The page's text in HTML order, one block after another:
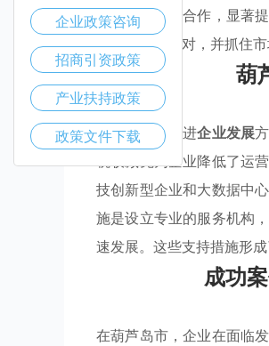
和产业集聚区合作，显著
中能够灵活应对，并抓住市
葫
葫芦岛市在促进企业发展
税收减免为企业降低了运
技创新型企业和大数据中
施是设立专业的服务机构
速发展。这些支持措施形
成功
在葫芦岛市，企业在面临
企业政策咨询
招商引资政策
产业扶持政策
政策文件下载